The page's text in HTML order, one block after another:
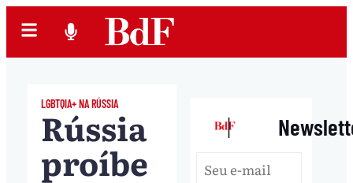
LGBTQIA+ NA RÚSSIA
Rússia
proíbe
|